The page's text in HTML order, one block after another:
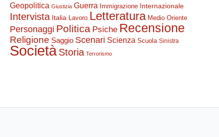
Geopolitica Giustizia Guerra Immigrazione Internazionale
Intervista Italia Lavoro Letteratura Medio Oriente
Personaggi Politica Psiche Recensione
Religione Saggio Scenari Scienza Scuola Sinistra
Società Storia Terrorismo